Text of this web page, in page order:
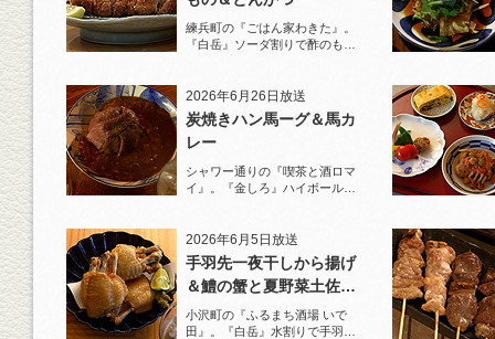
練兵町の『ごはん家わきた』。
『白岳』ソーダ割りで酢のもの
2026年6月26日放送
炭焼きハン馬ーグ＆馬カ
レー
シャワー通りの『喫茶と酒ロマ
イ』。『金しろ』ハイボールで
2026年6月5日放送
手羽先一夜干しから揚げ
＆鱧の蟹と夏野菜土佐酢
ジュレがけ
小沢町の『ふるまち酒場 いで
田』。『白岳』水割りで手羽先